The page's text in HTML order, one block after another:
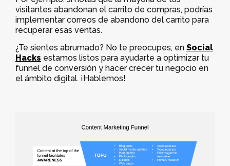
visitantes abandonan el carrito de compras, podrías
implementar correos de abandono del carrito para
recuperar esas ventas.
¿Te sientes abrumado? No te preocupes, en Social
Hacks estamos listos para ayudarte a optimizar tu
funnel de conversión y hacer crecer tu negocio en
el ámbito digital. ¡Hablemos!